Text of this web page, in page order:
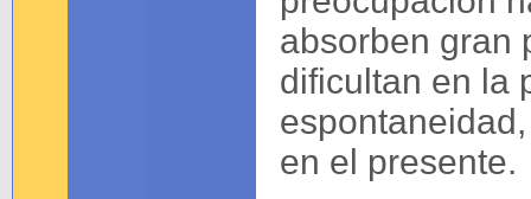
absorben gran
dificultan en la
en el presente.